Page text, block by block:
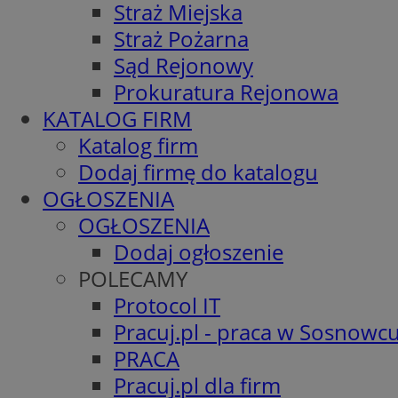
Straż Miejska
Straż Pożarna
Sąd Rejonowy
Prokuratura Rejonowa
KATALOG FIRM
Katalog firm
Dodaj firmę do katalogu
OGŁOSZENIA
OGŁOSZENIA
Dodaj ogłoszenie
POLECAMY
Protocol IT
Pracuj.pl - praca w
PRACA
Pracuj.pl dla firm